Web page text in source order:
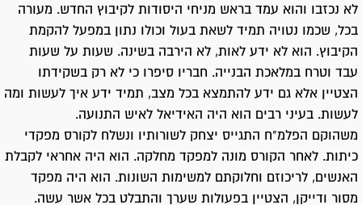
לא נכזבו והוא עמד בראש מניחי היסודות לקיבוץ החדש. מעורה
בכל, שכמו נטויה תמיד לשאת בעול וכולו נתון במפעל להקמת
הקיבוץ. הוא לא ידע לאות, לא הירבה בשינה. שעות על שעות
עבד וטרח במלאכת הבנייה. חבריו סיפרו כי לא רק בשקידתו
הצטיין אלא גם ידע להתמצא בכל מצב, תמיד ידע איך לעשות ומה
לעשות. בעיני רבים הוא היה האידיאל לאיש התנועה.
משהוקם הפלמ"ח התגייס יצחק לשורותיו ונשלח לקורס מפקדי
כיתות. לאחר הקורס מונה למפקד מחלקה. הוא היה אחראי לקבלת
האנשים, לריכוזם וחלוקתם למשימות השונות. הוא היה מפקד
מסור ודייקן, הצטיין בפעולות שערך והתבלט בכל אשר עשה.